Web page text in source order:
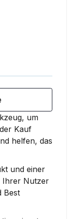
um
Kauf
helfen, das
und einer
Ihrer Nutzer
Best